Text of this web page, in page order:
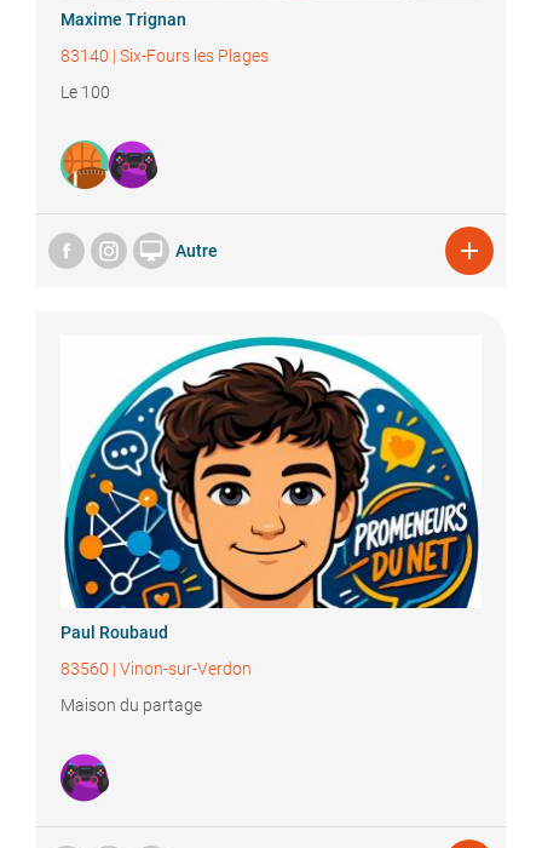
Maxime Trignan
83140 | Six-Fours les Plages
Le 100
 Autre 
Paul Roubaud
83560 | Vinon-sur-Verdon
Maison du partage